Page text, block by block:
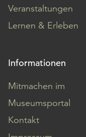
Veranstaltungen
Lernen & Erleben
Informationen
Mitmachen im
Museumsportal
Kontakt